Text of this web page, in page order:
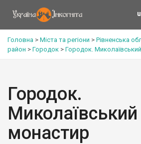
Головна > Міста та регіони > Рівненська
район > Городок > Городок.
Городок.
Миколаївський
монастир